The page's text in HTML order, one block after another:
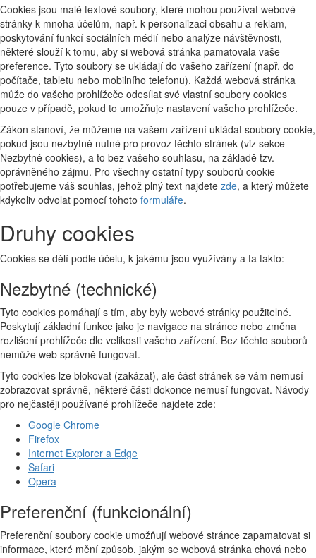
Cookies jsou malé textové soubory, které mohou používat webové
stránky k mnoha účelům, např. k personalizaci obsahu a reklam,
poskytování funkcí sociálních médií nebo analýze návštěvnosti,
některé slouží k tomu, aby si webová stránka pamatovala vaše
preference. Tyto soubory se ukládají do vašeho zařízení (např. do
počítače, tabletu nebo mobilního telefonu). Každá webová stránka
může do vašeho prohlížeče odesílat své vlastní soubory cookies
pouze v případě, pokud to umožňuje nastavení vašeho prohlížeče.
Zákon stanoví, že můžeme na vašem zařízení ukládat soubory cookie,
pokud jsou nezbytně nutné pro provoz těchto stránek (viz sekce
Nezbytné cookies), a to bez vašeho souhlasu, na základě tzv.
oprávněného zájmu. Pro všechny ostatní typy souborů cookie
potřebujeme váš souhlas, jehož plný text najdete zde, a který můžete
kdykoliv odvolat pomocí tohoto formuláře.
Druhy cookies
Cookies se dělí podle účelu, k jakému jsou využívány a ta takto:
Nezbytné (technické)
Tyto cookies pomáhají s tím, aby byly webové stránky použitelné.
Poskytují základní funkce jako je navigace na stránce nebo změna
rozlišení prohlížeče dle velikosti vašeho zařízení. Bez těchto souborů
nemůže web správně fungovat.
Tyto cookies lze blokovat (zakázat), ale část stránek se vám nemusí
zobrazovat správně, některé části dokonce nemusí fungovat. Návody
pro nejčastěji používané prohlížeče najdete zde:
Google Chrome
Firefox
Internet Explorer a Edge
Safari
Opera
Preferenční (funkcionální)
Preferenční soubory cookie umožňují webové stránce zapamatovat si
informace, které mění způsob, jakým se webová stránka chová nebo